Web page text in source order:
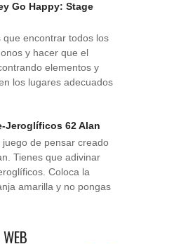
Go Happy: Stage
que encontrar todos los
y hacer que el
elementos y
los lugares adecuados
Jeroglíficos 62 Alan
juego de pensar creado
Tienes que adivinar
Coloca la
amarilla y no pongas